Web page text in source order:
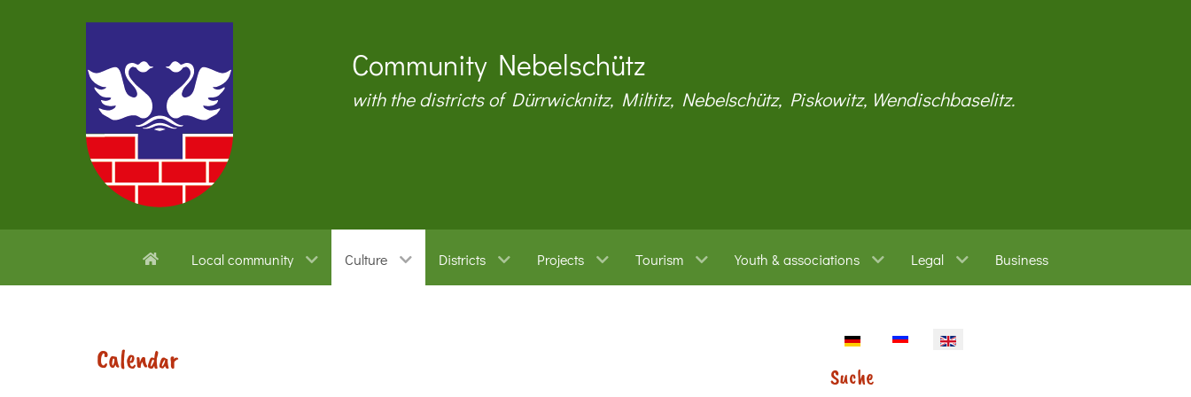
Community Nebelschütz
with the districts of Dürrwicknitz, Miltitz, Nebelschütz, Piskowitz, Wendischbaselitz.
Local community Culture Districts Projects Tourism Youth & associations Legal Business
Calendar
Select your language
Suche